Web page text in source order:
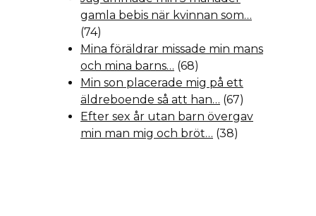
gamla bebis när kvinnan som…
(74)
Mina föräldrar missade min mans
och mina barns… (68)
Min son placerade mig på ett
äldreboende så att han… (67)
Efter sex år utan barn övergav
min man mig och bröt… (38)